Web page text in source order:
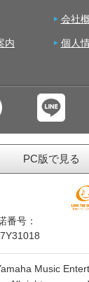
会社
内 個人
PC版で見る
番号：
Music